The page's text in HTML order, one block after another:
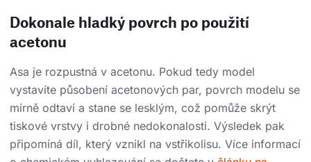
Dokonale hladký povrch po použití
acetonu
Asa je rozpustná v acetonu. Pokud tedy model
vystavíte působení acetonových par, povrch modelu se
mírně odtaví a stane se lesklým, což pomůže skrýt
tiskové vrstvy i drobné nedokonalosti. Výsledek pak
připomíná díl, který vznikl na vstřikolisu. Více informací